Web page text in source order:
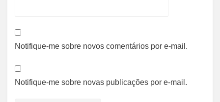
Notifique-me sobre novos comentários por e-mail.
Notifique-me sobre novas publicações por e-mail.